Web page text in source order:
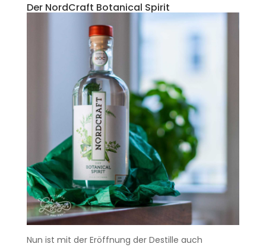
Der NordCraft Botanical Spirit
Nun ist mit der Eröffnung der Destille auch